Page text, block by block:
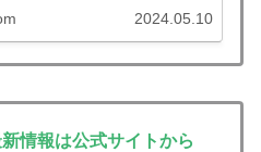
2024.05.10
情報は公式サイトから